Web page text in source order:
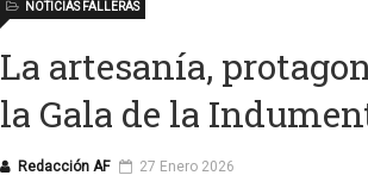
La artesanía,
la Gala de la
Redacción AF
NOTICIAS FALLERAS
27 Enero 2026